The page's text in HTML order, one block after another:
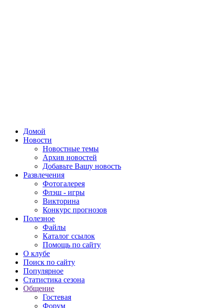
Домой
Новости
Новостные темы
Архив новостей
Добавьте Вашу новость
Развлечения
Фотогалерея
Флэш - игры
Викторина
Конкурс прогнозов
Полезное
Файлы
Каталог ссылок
Помощь по сайту
О клубе
Поиск по сайту
Популярное
Статистика сезона
Общение
Гостевая
Форум